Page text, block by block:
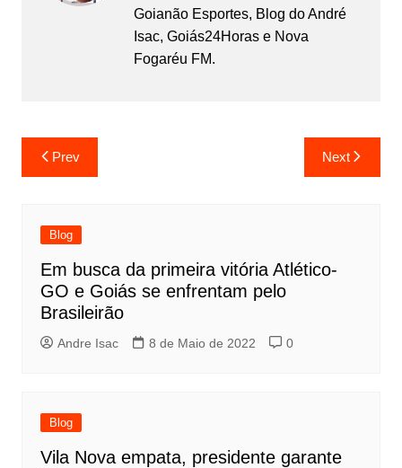
Goianão Esportes, Blog do André
Isac, Goiás24Horas e Nova
Fogaréu FM.
Prev Next
Blog
Em busca da primeira vitória Atlético-
GO e Goiás se enfrentam pelo
Brasileirão
Andre Isac 8 de Maio de 2022 0
Blog
Vila Nova empata, presidente garante